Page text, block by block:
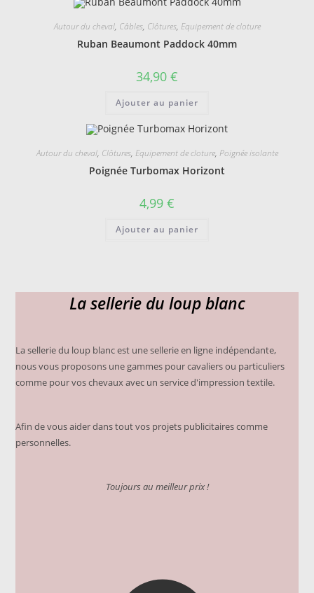
Autour du cheval, Câbles, Clôtures, Equipement de cloture
Ruban Beaumont Paddock 40mm
34,90 €
Ajouter au panier
Autour du cheval, Clôtures, Equipement de cloture, Poignée isolante
Poignée Turbomax Horizont
4,99 €
Ajouter au panier
La sellerie du loup blanc
La sellerie du loup blanc est une sellerie en ligne indépendante,
nous vous proposons une gammes pour cavaliers ou particuliers
comme pour vos chevaux avec un service d'impression textile.
Afin de vous aider dans tout vos projets publicitaires comme
personnelles.
Toujours au meilleur prix !